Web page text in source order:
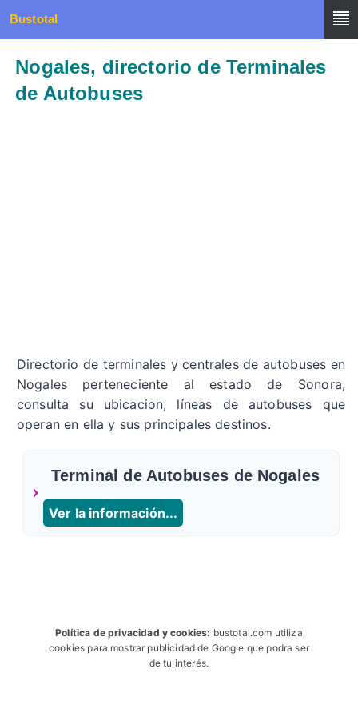
Bustotal
Nogales, directorio de Terminales
de Autobuses
Directorio de terminales y centrales de autobuses en
Nogales perteneciente al estado de Sonora,
consulta su ubicacion, líneas de autobuses que
operan en ella y sus principales destinos.
Terminal de Autobuses de Nogales
Ver la información...
Política de privacidad y cookies: bustotal.com utiliza
cookies para mostrar publicidad de Google que podra ser
de tu interés.